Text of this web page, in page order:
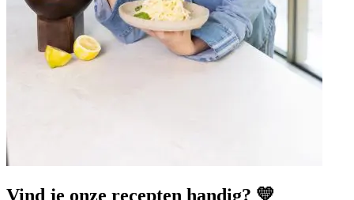
Vind je onze recepten handig? 💛